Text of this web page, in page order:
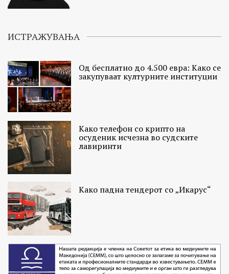
ИСТРАЖУВАЊА
Од бесплатно до 4.500 евра: Како се
закупуваат културните институции
Како телефон со крипто на
осуденик исчезна во судските
лавиринти
Како падна тендерот со „Икарус“